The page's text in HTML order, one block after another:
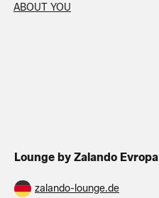
ABOUT YOU
Lounge by Zalando Evropa
zalando-lounge.de